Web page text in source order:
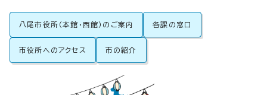
八尾市役所（本館・西館）のご案内 各課の窓口
市役所へのアクセス 市の紹介